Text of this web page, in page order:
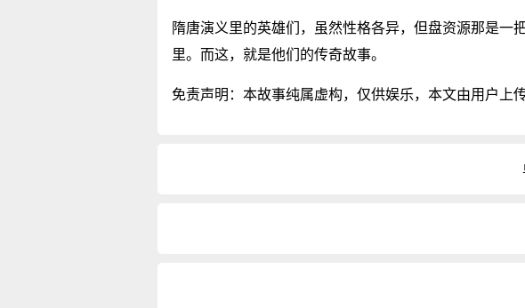
隋唐演义里的英雄们，虽然性格各异，但盘资源那是
里。而这，就是他们的传奇故事。
免责声明：本故事纯属虚构，仅供娱乐，本文由用户上